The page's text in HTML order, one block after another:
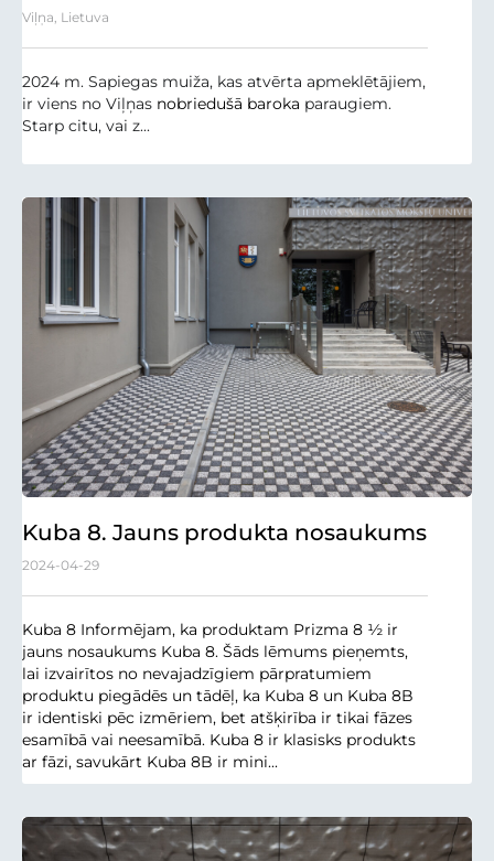
Viļņa, Lietuva
2024 m. Sapiegas muiža, kas atvērta apmeklētājiem,
ir viens no Viļņas nobriedušā baroka paraugiem.
Starp citu, vai z...
Kuba 8. Jauns produkta nosaukums
2024-04-29
Kuba 8 Informējam, ka produktam Prizma 8 ½ ir
jauns nosaukums Kuba 8. Šāds lēmums pieņemts,
lai izvairītos no nevajadzīgiem pārpratumiem
produktu piegādēs un tādēļ, ka Kuba 8 un Kuba 8B
ir identiski pēc izmēriem, bet atšķirība ir tikai fāzes
esamībā vai neesamībā. Kuba 8 ir klasisks produkts
ar fāzi, savukārt Kuba 8B ir mini...